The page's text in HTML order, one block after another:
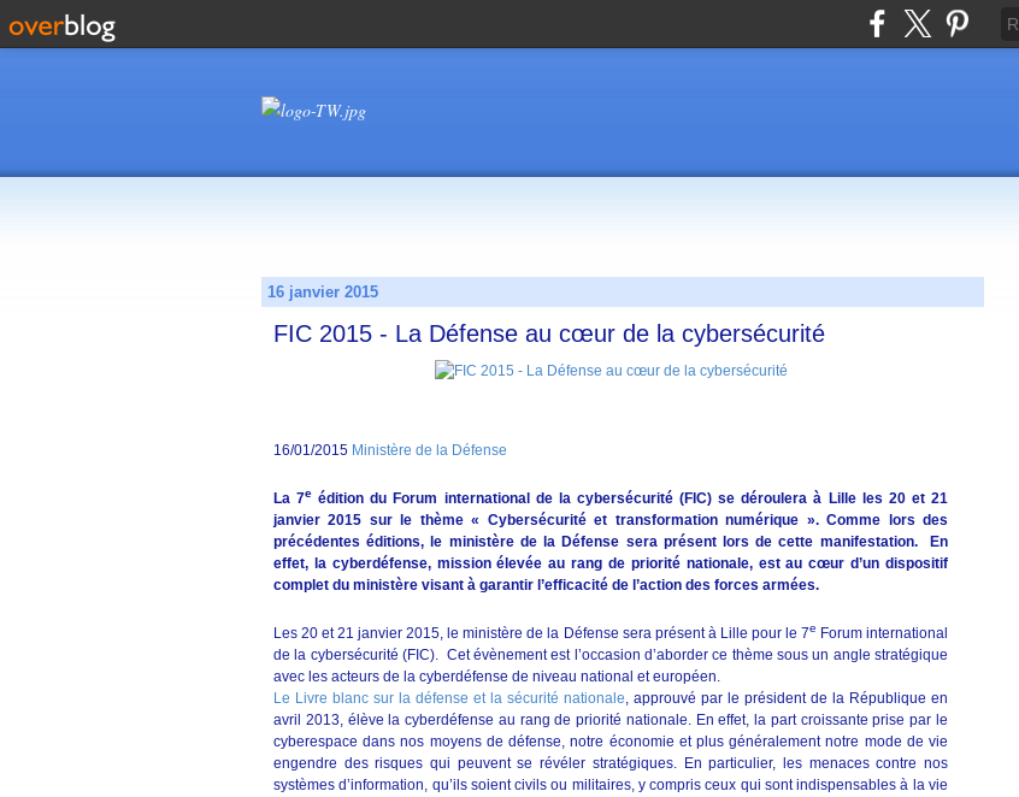
16 janvier 2015
FIC 2015 - La Défense au cœur de la cybersécurité
16/01/2015 Ministère de la Défense
La 7e édition du Forum international de la cybersécurité (FIC) se déroulera à Lille les 20 et 21
janvier 2015 sur le thème « Cybersécurité et transformation numérique ». Comme lors des
précédentes éditions, le ministère de la Défense sera présent lors de cette manifestation.
En
effet, la cyberdéfense, mission élevée au rang de priorité nationale, est au cœur d’un dispositif
complet du ministère visant à garantir l’efficacité de l’action des forces armées.
Les 20 et 21 janvier 2015, le ministère de la Défense sera présent à Lille pour le 7e Forum international
de la cybersécurité (FIC). Cet évènement est l’occasion d’aborder ce thème sous un angle stratégique
avec les acteurs de la cyberdéfense de niveau national et européen.
Le Livre blanc sur la défense et la sécurité nationale, approuvé par le président de la République en
avril 2013, élève la cyberdéfense au rang de priorité nationale. En effet, la part croissante prise par le
cyberespace dans nos moyens de défense, notre économie et plus généralement notre mode de vie
engendre des risques qui peuvent se révéler stratégiques. En particulier, les menaces contre nos
systèmes d’information, qu’ils soient civils ou militaires, y compris ceux qui sont indispensables à la vie